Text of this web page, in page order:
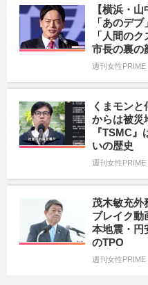
【横浜・
「あのデ
「人間の
市長の裏の
週刊女性PRIME
くまモン
からは被災
『TSMC
いの歴史
週刊女性PRIME
茂木敏充外
ブレイク動
本地震・円
のTPO
週刊女性PRIME